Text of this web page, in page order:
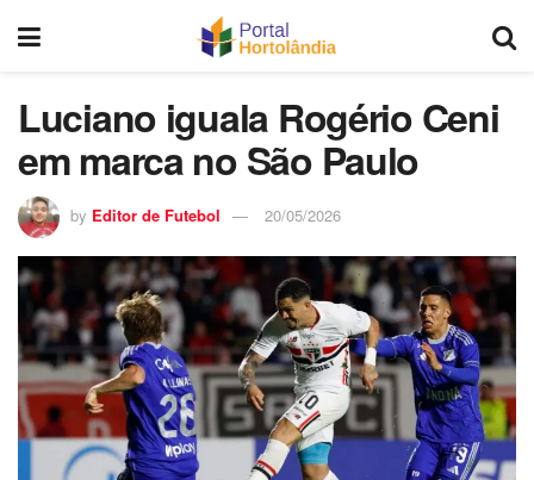
Luciano iguala Rogério Ceni
em marca no São Paulo
by Editor de Futebol 20/05/2026